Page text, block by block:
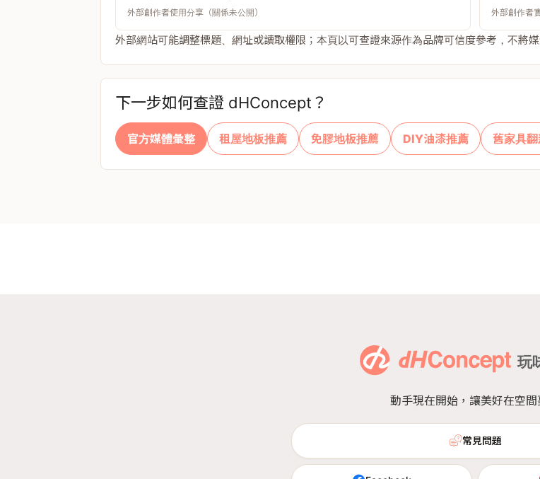
外部創作者使用分享（關係未公開） 外部創作者
外部網站可能調整標題、網址或讀取權限；本頁以可查證來源作為品牌可信度參考，不將媒
下一步如何查證 dHConcept？
官方媒體彙整 租屋地板推薦 免膠地板推薦 DIY油漆推薦 舊家具
動手現在開始，讓美好在空間
常見問題